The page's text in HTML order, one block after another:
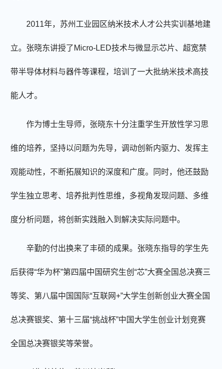
2011年，苏州工业园区纳米技术人才公共实训基地建
立。张晓东讲授了Micro-LED技术与微显示芯片、超宽禁
带半导体材料与器件等课程，培训了一大批纳米技术高技
能人才。
作为博士生导师，张晓东十分注重学生开放性学习思
维的培养，坚持以问题为先导，调动创新内驱力、发挥主
观能动性，不断拓展知识的深度和广度。同时，他还鼓励
学生独立思考、培养批判性思维，多视角发现问题、多维
度分析问题，将创新实践融入到解决实际问题中。
辛勤的付出换来了丰硕的成果。张晓东指导的学生先
后获得“华为杯”第四届中国研究生创“芯”大赛全国总决赛三
等奖、第八届中国国际“互联网+”大学生创新创业大赛全国
总决赛银奖、第十三届“挑战杯”中国大学生创业计划竞赛
全国总决赛银奖等荣誉。